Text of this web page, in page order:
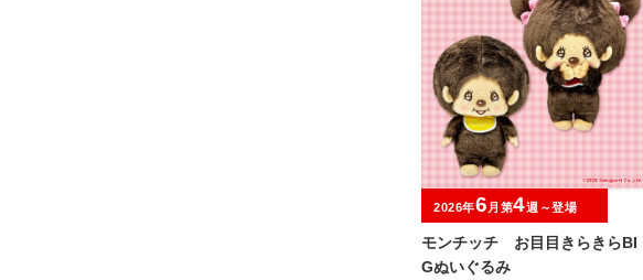
モンチッチ お目目きらきらBI
Gぬいぐるみ
2026年6 月第4週～登場